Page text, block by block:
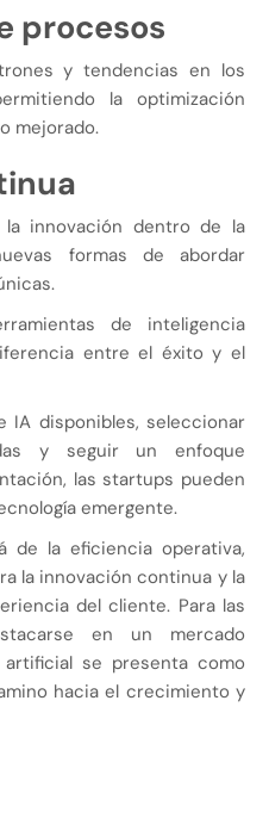
procesos
y tendencias en los
la optimización
mejorado.
innovación dentro de la
formas de abordar
de inteligencia
entre el éxito y el
disponibles, seleccionar
y seguir un enfoque
las startups pueden
emergente.
de la eficiencia operativa,
la innovación continua y la
del cliente. Para las
en un mercado
se presenta como
hacia el crecimiento y